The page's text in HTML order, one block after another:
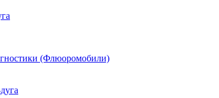
(Флюоромобили)